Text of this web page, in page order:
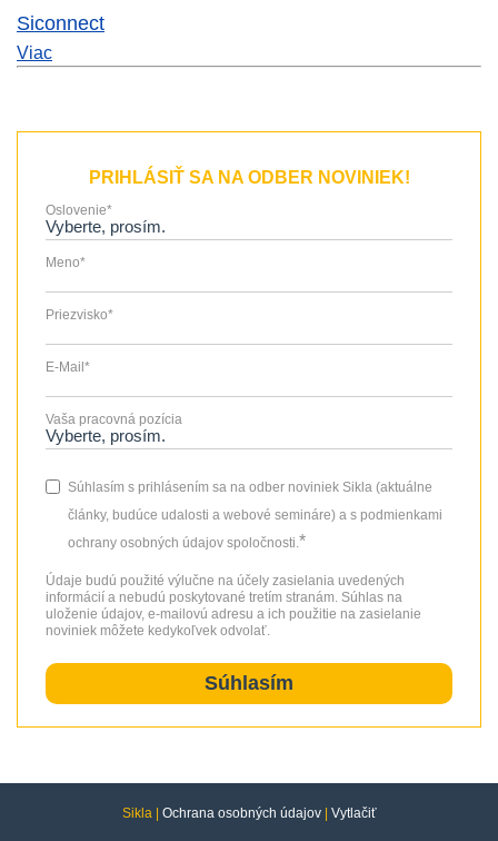
Siconnect
Viac
PRIHLÁSIŤ SA NA ODBER NOVINIEK!
Oslovenie*
Meno*
Priezvisko*
E-Mail*
Vaša pracovná pozícia
Súhlasím s prihlásením sa na odber noviniek Sikla (aktuálne
články, budúce udalosti a webové semináre) a s podmienkami
ochrany osobných údajov spoločnosti. *
Údaje budú použité výlučne na účely zasielania uvedených
informácií a nebudú poskytované tretím stranám. Súhlas na
uloženie údajov, e-mailovú adresu a ich použitie na zasielanie
noviniek môžete kedykoľvek odvolať.
Sikla | Ochrana osobných údajov| Vytlačiť